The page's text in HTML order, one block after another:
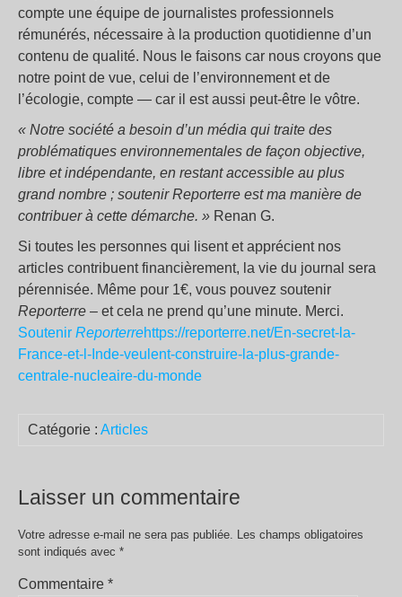
compte une équipe de journalistes professionnels
rémunérés, nécessaire à la production quotidienne d’un
contenu de qualité. Nous le faisons car nous croyons que
notre point de vue, celui de l’environnement et de
l’écologie, compte — car il est aussi peut-être le vôtre.
« Notre société a besoin d’un média qui traite des
problématiques environnementales de façon objective,
libre et indépendante, en restant accessible au plus
grand nombre ; soutenir Reporterre est ma manière de
contribuer à cette démarche. » Renan G.
Si toutes les personnes qui lisent et apprécient nos
articles contribuent financièrement, la vie du journal sera
pérennisée. Même pour 1€, vous pouvez soutenir
Reporterre – et cela ne prend qu’une minute. Merci.
Soutenir Reporterrehttps://reporterre.net/En-secret-la-
France-et-l-Inde-veulent-construire-la-plus-grande-
centrale-nucleaire-du-monde
Catégorie : Articles
Laisser un commentaire
Votre adresse e-mail ne sera pas publiée. Les champs obligatoires
sont indiqués avec *
Commentaire *